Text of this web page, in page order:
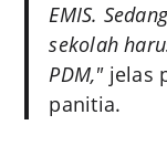
EMIS.
sekolah
PDM,"jelas
panitia.